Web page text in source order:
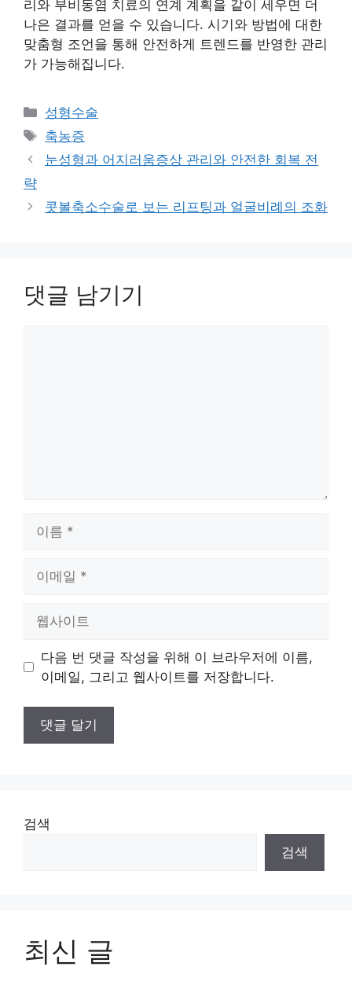
리와 부비동염 치료의 연계 계획을 같이 세우면 더
나은 결과를 얻을 수 있습니다. 시기와 방법에 대한
맞춤형 조언을 통해 안전하게 트렌드를 반영한 관리
가 가능해집니다.
카
테
고
리
성형수술
태
그
축농증
눈성형과 어지러움증상 관리와 안전한 회복 전
략
콧볼축소수술로 보는 리프팅과 얼굴비례의 조화
댓글 남기기
트
다음 번 댓글 작성을 위해 이 브라우저에 이름,
이메일, 그리고 웹사이트를 저장합니다.
검색
검색
최신 글